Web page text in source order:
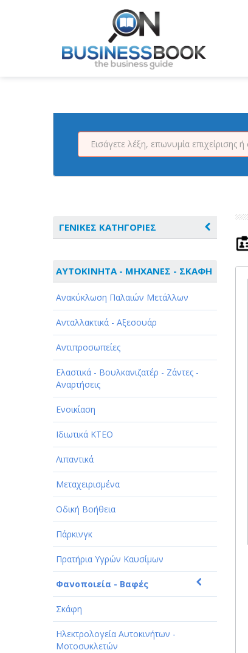
ΓΕΝΙΚΕΣ ΚΑΤΗΓΟΡΙΕΣ
ΑΘΛΗΤΙΣΜΟΣ
ΑΥΤΟΚΙΝΗΤΑ - ΜΗΧΑΝΕΣ - ΣΚΑΦΗ
ΔΙΑΣΚΕΔΑΣΗ - ΨΥΧΑΓΩΓΙΑ - ΤΕΧΝΕΣ
ΔΙΑΦΗΜΙΣΗ - ΜΜΕ
ΕΚΚΛΗΣΙΕΣ - ΦΙΛΑΝΘΡΩΠΙΚΑ
ΣΩΜΑΤΕΙΑ
ΕΚΠΑΙΔΕΥΣΗ - ΣΧΟΛΕΣ
ΕΜΠΟΡΙΟ - ΕΜΠΟΡΙΚΑ ΚΑΤΑΣΤΗΜΑΤΑ
ΕΡΓΟΣΤΑΣΙΑ - ΒΙΟΜΗΧΑΝΙΕΣ
ΞΕΝΟΔΟΧΕΙΑ - ΤΟΥΡΙΣΜΟΣ
ΟΜΟΡΦΙΑ
ΠΑΡΟΧΗ ΥΠΗΡΕΣΙΩΝ
ΤΕΧΝΙΚΑ - ΚΑΤΑΣΚΕΥΑΣΤΙΚΑ
ΤΕΧΝΟΛΟΓΙΑ
ΥΓΕΙΑ - ΙΑΤΡΟΙ
ΦΑΓΗΤΟ
ΑΥΤΟΚΙΝΗΤΑ - ΜΗΧΑΝΕΣ - ΣΚΑΦΗ
Ανακύκλωση Παλαιών Μετάλλων
Ανταλλακτικά - Αξεσουάρ
Αντιπροσωπείες
Ελαστικά - Βουλκανιζατέρ - Ζάντες -
Αναρτήσεις
Ενοικίαση
Ιδιωτικά ΚΤΕΟ
Λιπαντικά
Μεταχειρισμένα
Οδική Βοήθεια
Πάρκινγκ
Πρατήρια Υγρών Καυσίμων
Φανοποιεία - Βαφές
Σκάφη
Ηλεκτρολογεία Αυτοκινήτων -
Μοτοσυκλετών